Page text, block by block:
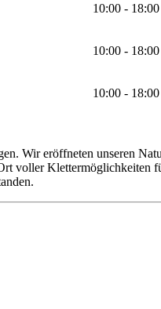
10:00 - 18:00
10:00 - 18:00
10:00 - 18:00
Wir eröffneten unseren
voller